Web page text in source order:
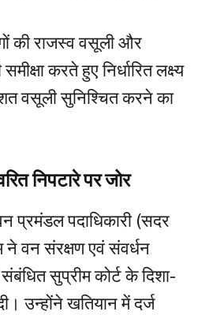
की राजस्व वसूली और
करते हुए निर्धारित लक्ष्य
वसूली सुनिश्चित करने का
निपटारे पर जोर
पदाधिकारी (सदर
ने वन संरक्षण एवं संवर्धन
सुप्रीम कोर्ट के दिशा-
उन्होंने खतियान में दर्ज